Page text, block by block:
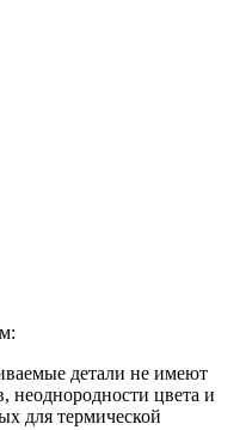
детали не имеют
неоднородности цвета и
для термической